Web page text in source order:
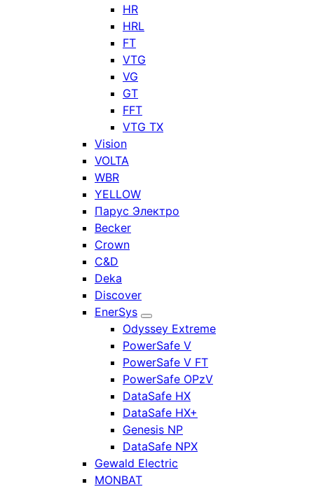
HR
HRL
FT
VTG
VG
GT
FFT
VTG TX
Vision
VOLTA
WBR
YELLOW
Парус Электро
Becker
Crown
C&D
Deka
Discover
EnerSys
Odyssey Extreme
PowerSafe V
PowerSafe V FT
PowerSafe OPzV
DataSafe HX
DataSafe HX+
Genesis NP
DataSafe NPX
Gewald Electric
MONBAT